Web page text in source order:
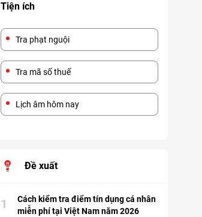
Tiện ích
Tra phạt nguội
Tra mã số thuế
Lịch âm hôm nay
Đề xuất
Cách kiểm tra điểm tín dụng cá nhân
miễn phí tại Việt Nam năm 2026
1